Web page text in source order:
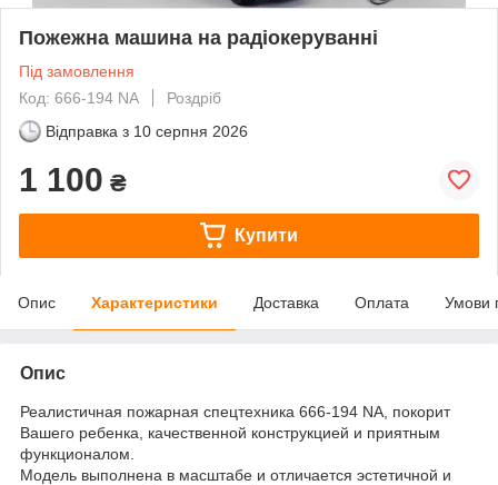
Пожежна машина на радіокеруванні
Під замовлення
Код: 666-194 NA
Роздріб
Відправка з 10 серпня 2026
1 100 ₴
Купити
Опис Характеристики Доставка Оплата Умови
Опис
Реалистичная пожарная спецтехника 666-194 NA, покорит
Вашего ребенка, качественной конструкцией и приятным
функционалом.
Модель выполнена в масштабе и отличается эстетичной и